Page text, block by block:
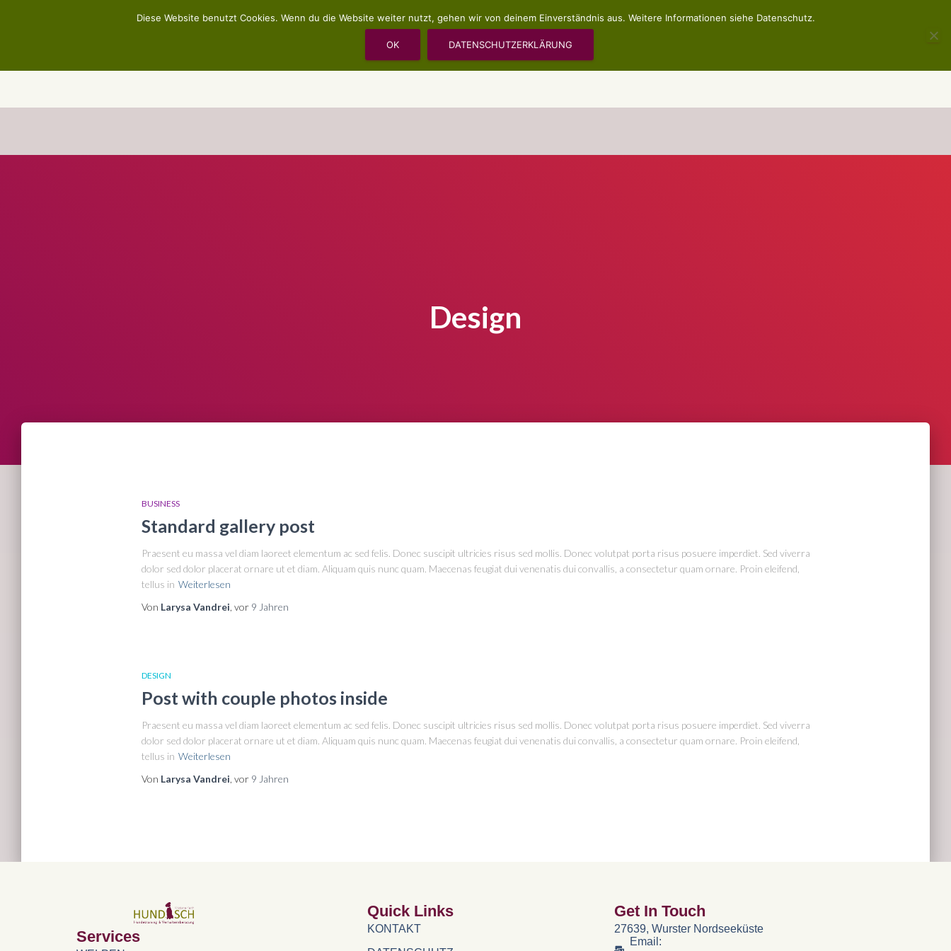
VERANSTALTUNGEN UND SEMINARE
Design
BUSINESS
Standard gallery post
Praesent eu massa vel diam laoreet elementum ac sed felis. Donec suscipit ultricies risus sed mollis. Donec volutpat porta risus posuere imperdiet. Sed viverra
dolor sed dolor placerat ornare ut et diam. Aliquam quis nunc quam. Maecenas feugiat dui venenatis dui convallis, a consectetur quam ornare. Proin eleifend,
tellus in Weiterlesen
Von Larysa Vandrei , vor 9 Jahren
DESIGN
Post with couple photos inside
Praesent eu massa vel diam laoreet elementum ac sed felis. Donec suscipit ultricies risus sed mollis. Donec volutpat porta risus posuere imperdiet. Sed viverra
dolor sed dolor placerat ornare ut et diam. Aliquam quis nunc quam. Maecenas feugiat dui venenatis dui convallis, a consectetur quam ornare. Proin eleifend,
tellus in Weiterlesen
Von Larysa Vandrei , vor 9 Jahren
Services
Quick Links
KONTAKT
Get In Touch
27639, Wurster Nordseeküste
Email:
Diese Website benutzt Cookies. Wenn du die Website weiter nutzt, gehen wir von deinem Einverständnis aus. Weitere Informationen siehe Datenschutz.
OK DATENSCHUTZERKLÄRUNG